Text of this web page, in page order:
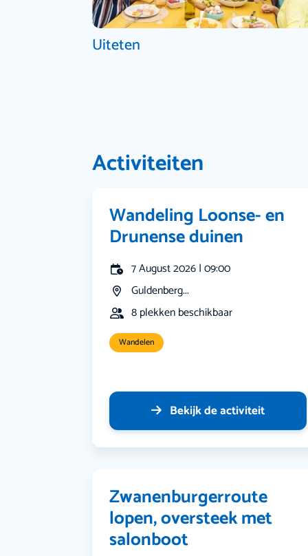
Uiteten
Activiteiten
Wandeling Loonse- en
Drunense duinen
7 August 2026 | 09:00
Guldenberg...
8 plekken beschikbaar
Wandelen
Bekijk de activiteit
Zwanenburgerroute
lopen, oversteek met
salonboot